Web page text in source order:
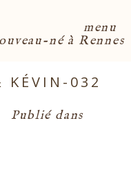
menu
né à Rennes
KÉVIN-032
Publié dans